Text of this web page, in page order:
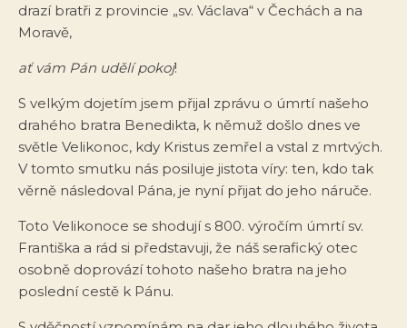
drazí bratři z provincie „sv. Václava“ v Čechách a na
Moravě,
ať vám Pán udělí pokoj!
S velkým dojetím jsem přijal zprávu o úmrtí našeho
drahého bratra Benedikta, k němuž došlo dnes ve
světle Velikonoc, kdy Kristus zemřel a vstal z mrtvých.
V tomto smutku nás posiluje jistota víry: ten, kdo tak
věrně následoval Pána, je nyní přijat do jeho náruče.
Toto Velikonoce se shodují s 800. výročím úmrtí sv.
Františka a rád si představuji, že náš serafický otec
osobně doprovází tohoto našeho bratra na jeho
poslední cestě k Pánu.